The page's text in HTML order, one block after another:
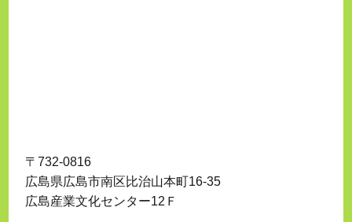
〒732-0816
広島県広島市南区比治山本町16-35
広島産業文化センター12Ｆ